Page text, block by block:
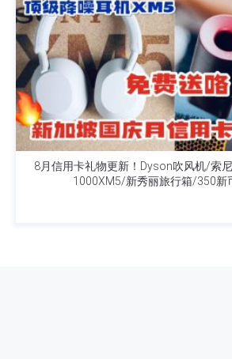
8月信用卡礼物更新！Dyson吹风机/索
1000XM5/新秀丽旅行箱/350新